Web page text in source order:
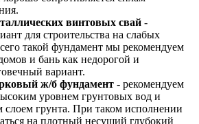
винтовых свай -
для строительства на слабых
такой фундамент мы рекомендуем
и бань как недорогой и
вариант.
ж/б фундамент - рекомендуем
уровнем грунтовых вод и
слоем грунта. При таком исполнении
на плотный несущий глубокий